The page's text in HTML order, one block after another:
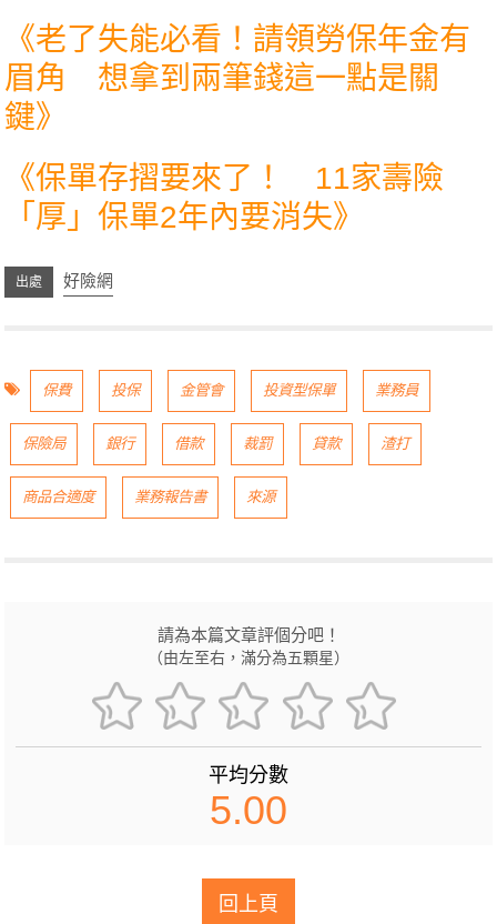
《老了失能必看！請領勞保年金有
眉角 想拿到兩筆錢這一點是關
鍵》
《保單存摺要來了！ 11家壽險
「厚」保單2年內要消失》
好險網
保費 投保 金管會 投資型保單 業務員
保險局 銀行 借款 裁罰 貸款 渣打
商品合適度 業務報告書 來源
請為本篇文章評個分吧！
（由左至右，滿分為五顆星）
平均分數
5.00
回上頁